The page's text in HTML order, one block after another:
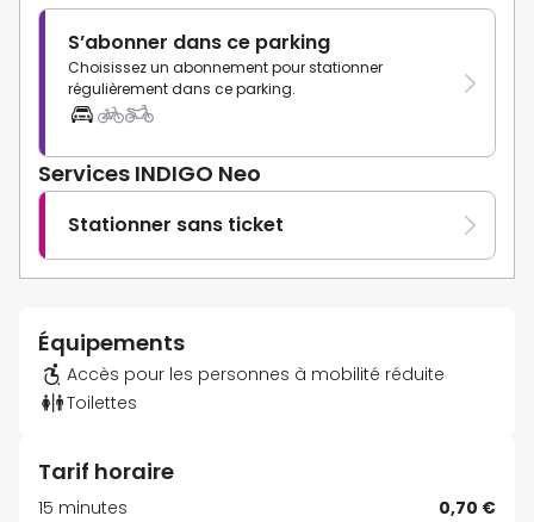
S’abonner dans ce parking
Choisissez un abonnement pour stationner
régulièrement dans ce parking.
Services INDIGO Neo
Stationner sans ticket
Équipements
Accès pour les personnes à mobilité réduite
Toilettes
Tarif horaire
15 minutes
0,70 €